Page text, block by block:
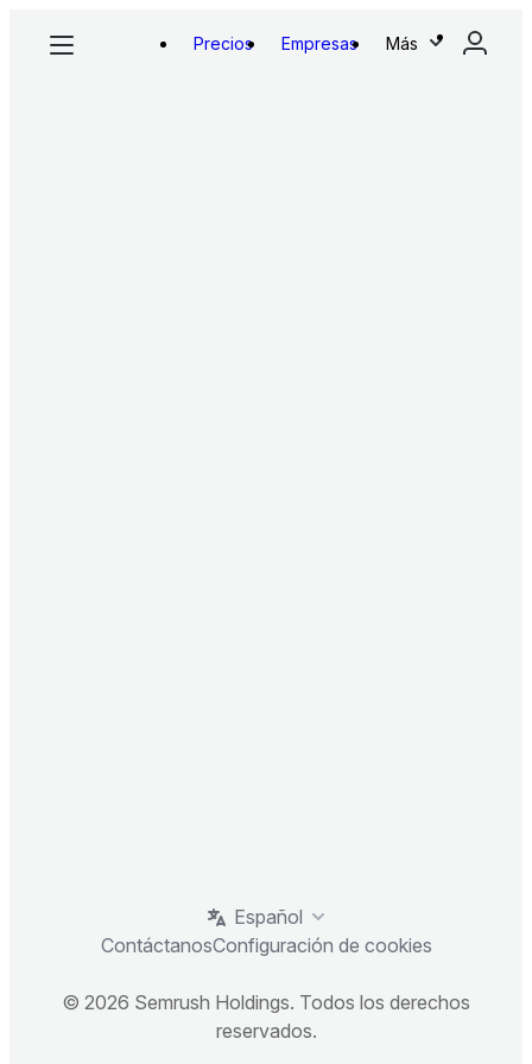
Precios Empresas Más
Español
ContáctanosConfiguración de cookies
© 2026 Semrush Holdings. Todos los derechos
reservados.